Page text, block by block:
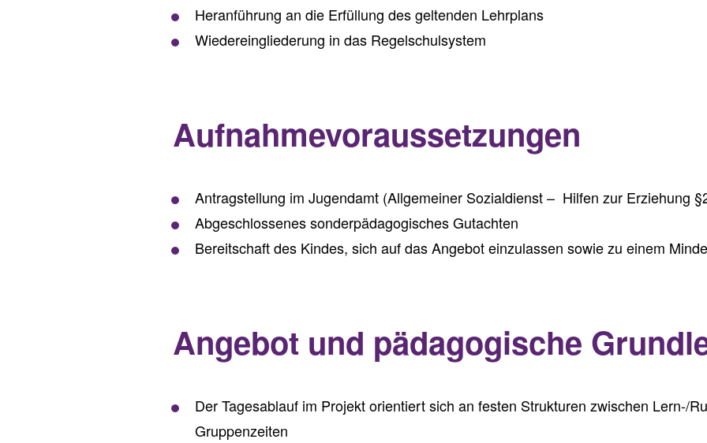
Heranführung an die Erfüllung des geltenden Lehrplans
Wiedereingliederung in das Regelschulsystem
Aufnahmevoraussetzungen
Antragstellung im Jugendamt (Allgemeiner Sozialdienst – Hilfen zur Erziehung
Abgeschlossenes sonderpädagogisches Gutachten
Bereitschaft des Kindes, sich auf das Angebot einzulassen sowie zu einem
Angebot und pädagogische
Der Tagesablauf im Projekt orientiert sich an festen Strukturen zwischen Lern-/
Gruppenzeiten